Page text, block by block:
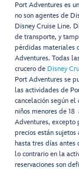
Port Adventures es
no son agentes de
Disney Cruise Line.
de transporte, y
pérdidas materiales
Adventures. Todas
crucero de Disney
Port Adventures se
las actividades de
cancelación según
niños menores de
Adventures, excepto
precios están sujetos
hasta tres días antes
lo contrario en la
reservaciones son